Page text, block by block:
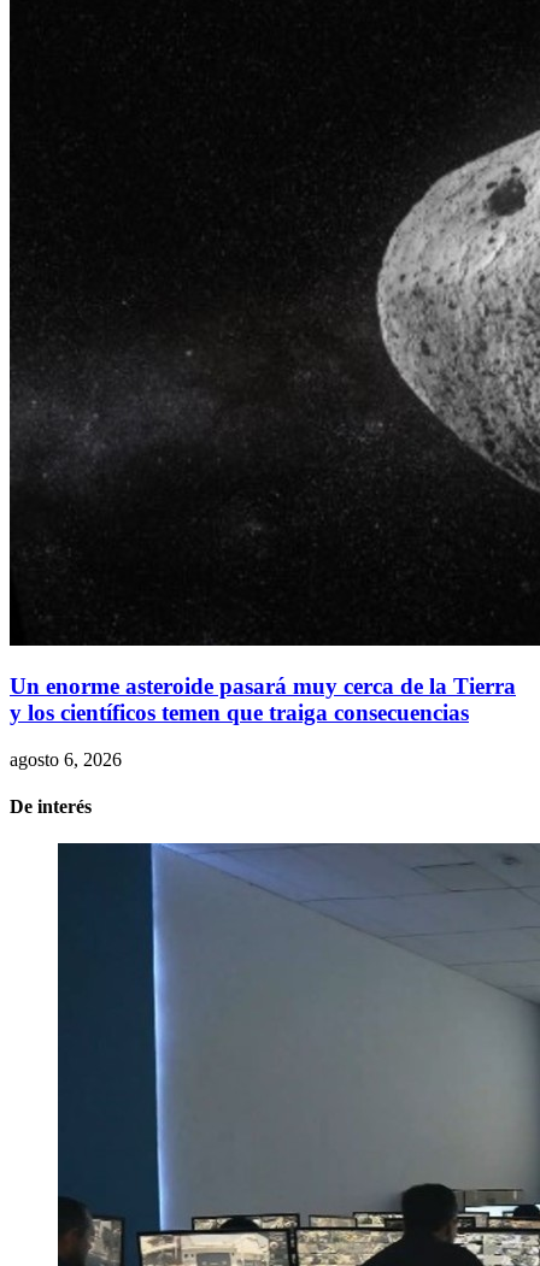
Un enorme asteroide pasará muy cerca de la Tierra
y los científicos temen que traiga consecuencias
agosto 6, 2026
De interés